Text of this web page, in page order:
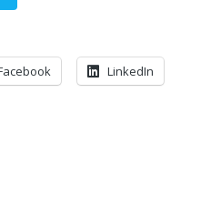
LinkedIn